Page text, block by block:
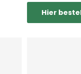
Hier